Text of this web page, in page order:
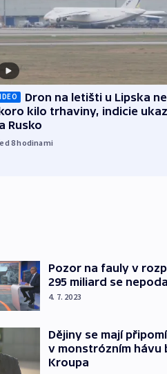
Dron na letišti u Lipska
kilo trhaviny, indicie
Rusko
8hodinami
Pozor na fauly v
295 miliard se
4. 7. 2023
Dějiny se mají
v monstrózním hávu
Kroupa